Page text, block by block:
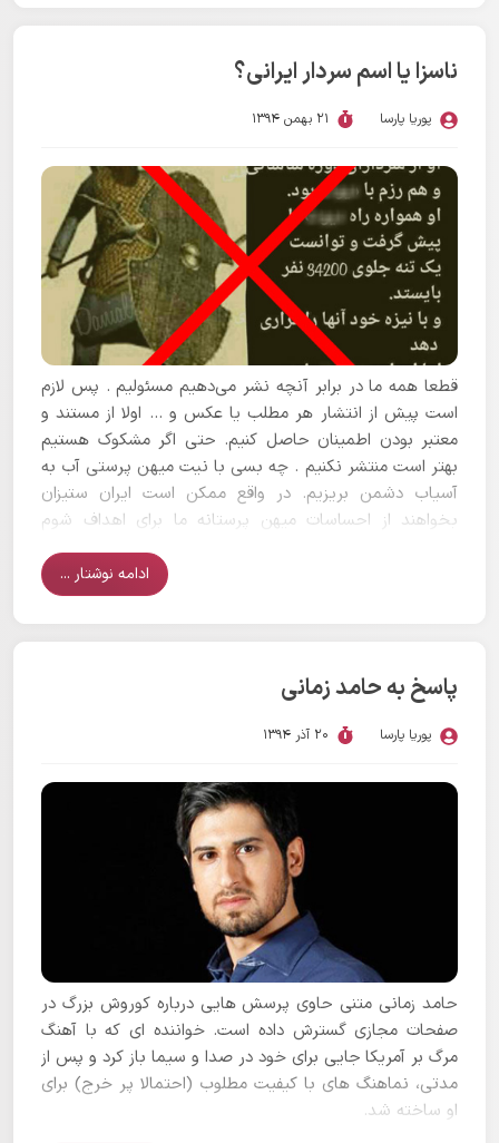
ناسزا یا اسم سردار ایرانی؟
پوریا پارسا 21 بهمن 1394
قطعا همه ما در برابر آنچه نشر می‌دهیم مسئولیم . پس لازم
است پیش از انتشار هر مطلب یا عکس و … اولا از مستند و
معتبر بودن اطمینان حاصل کنیم. حتی اگر مشکوک هستیم
بهتر است منتشر نکنیم . چه بسی با نیت میهن پرستی آب به
آسیاب دشمن بریزیم. در واقع ممکن است ایران ستیزان
بخواهند از احساسات میهن پرستانه ما برای اهداف شوم
ادامه نوشتار ...
پاسخ به حامد زمانی
پوریا پارسا 20 آذر 1394
حامد زمانی متنی حاوی پرسش هایی درباره کوروش بزرگ در
صفحات مجازی گسترش داده است. خواننده ای که با آهنگ
مرگ بر آمریکا جایی برای خود در صدا و سیما باز کرد و پس از
مدتی، نماهنگ های با کیفیت مطلوب (احتمالا پر خرج) برای
او ساخته شد.